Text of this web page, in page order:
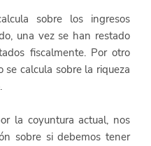
sobre los ingresos
una vez se han restado
fiscalmente. Por otro
calcula sobre la riqueza
la coyuntura actual, nos
sobre si debemos tener